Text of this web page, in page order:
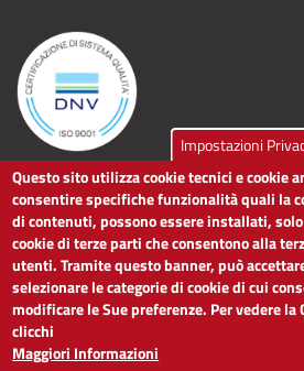
LINK UTILI
Dichiarazione di accessibilità
Obiettivi di accessibilità
Segnalaci problemi di accessibilità
Note legali
Privacy
Accesso riservato
Impostazioni
Questo sito utilizza cookie tecnici e cookie
consentire specifiche funzionalità quali la
di contenuti, possono essere installati,
cookie di terze parti che consentono alla
utenti. Tramite questo banner, può
selezionare le categorie di cookie di cui
modificare le Sue preferenze. Per vedere la
clicchi
Maggiori Informazioni